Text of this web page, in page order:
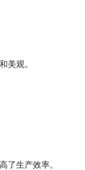
美观。
了生产效率。